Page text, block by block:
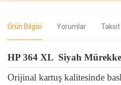
Ürün Bilgisi Yorumlar
HP 364 XL Siyah
Orijinal kartuş kalitesinde